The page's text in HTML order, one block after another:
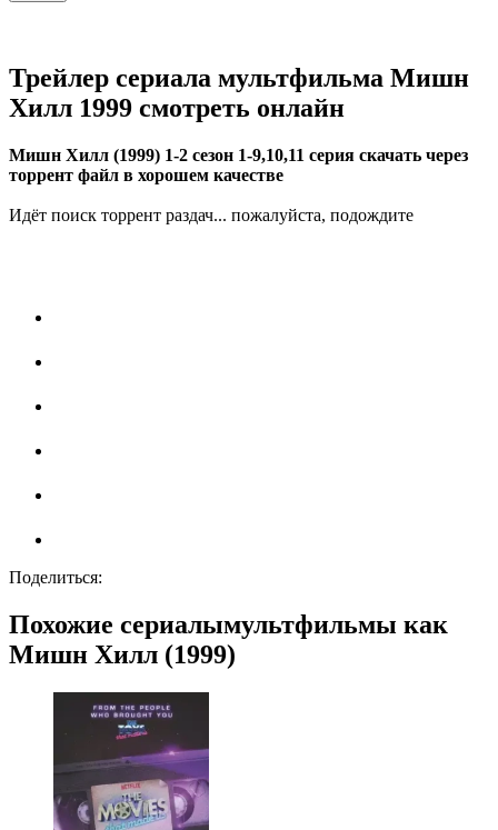
Трейлер сериала мультфильма Мишн
Хилл 1999 смотреть онлайн
Мишн Хилл (1999) 1-2 сезон 1-9,10,11 серия скачать через
торрент файл в хорошем качестве
Идёт поиск торрент раздач... пожалуйста, подождите
Поделиться:
Похожие сериалымультфильмы как
Мишн Хилл (1999)